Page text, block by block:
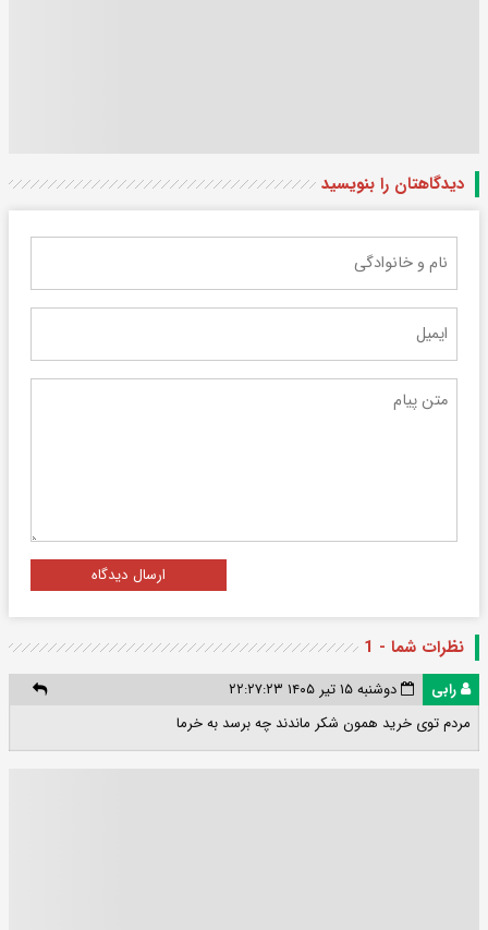
دیدگاهتان را بنویسید
ارسال دیدگاه
نظرات شما - 1
رابی
دوشنبه ۱۵ تیر ۱۴۰۵ ۲۲:۲۷:۲۳
مردم توی خرید همون شکر ماندند چه برسد به خرما